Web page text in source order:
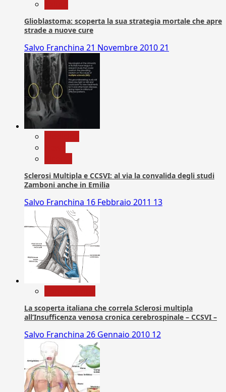
Glioblastoma: scoperta la sua strategia mortale che apre
strade a nuove cure
Salvo Franchina 21 Novembre 201021
Sclerosi Multipla e CCSVI: al via la convalida degli studi
Zamboni anche in Emilia
Salvo Franchina 16 Febbraio 2011 13
La scoperta italiana che correla Sclerosi multipla
all’Insufficenza venosa cronica cerebrospinale – CCSVI –
Salvo Franchina 26 Gennaio 2010 12